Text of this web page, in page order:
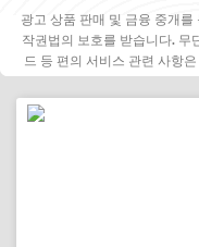
광고 상품 판매 및 금융 중개
작권법의 보호를 받습니다. 무
드 등 편의 서비스 관련 사항